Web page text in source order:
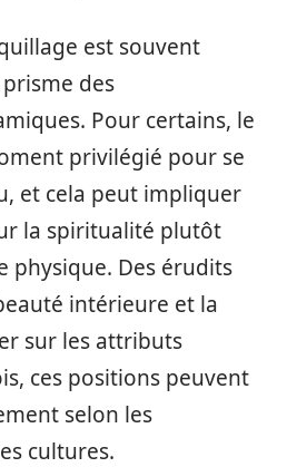
est souvent
des
Pour certains, le
privilégié pour se
et cela peut impliquer
la spiritualité plutôt
physique. Des érudits
intérieure et la
sur les attributs
ces positions peuvent
selon les
cultures.